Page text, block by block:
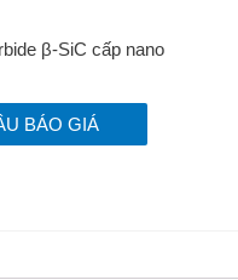
β-SiC cấp nano
BÁO GIÁ